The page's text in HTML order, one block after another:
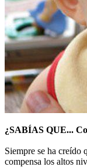
¿SABÍAS QUE...
Siempre se ha creído
compensa los altos